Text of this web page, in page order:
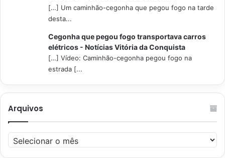
[…] Um caminhão-cegonha que pegou fogo na tarde
desta...
Cegonha que pegou fogo transportava carros
elétricos - Notícias Vitória da Conquista
[…] Vídeo: Caminhão-cegonha pegou fogo na
estrada [...
Arquivos
Arquivos